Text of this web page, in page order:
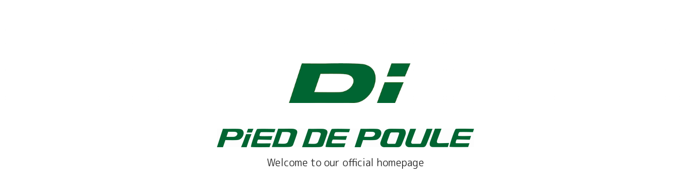
Welcome to our official homepage